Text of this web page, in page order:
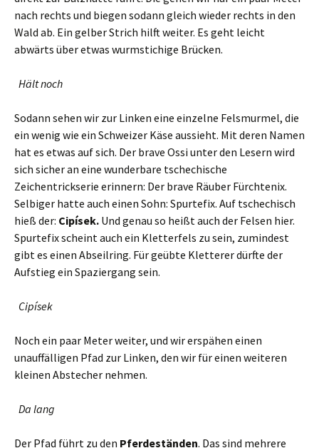
nach rechts und biegen sodann gleich wieder rechts in den
Wald ab. Ein gelber Strich hilft weiter. Es geht leicht
abwärts über etwas wurmstichige Brücken.
Hält noch
Sodann sehen wir zur Linken eine einzelne Felsmurmel, die
ein wenig wie ein Schweizer Käse aussieht. Mit deren Namen
hat es etwas auf sich. Der brave Ossi unter den Lesern wird
sich sicher an eine wunderbare tschechische
Zeichentrickserie erinnern: Der brave Räuber Fürchtenix.
Selbiger hatte auch einen Sohn: Spurtefix. Auf tschechisch
hieß der: Cipísek. Und genau so heißt auch der Felsen hier.
Spurtefix scheint auch ein Kletterfels zu sein, zumindest
gibt es einen Abseilring. Für geübte Kletterer dürfte der
Aufstieg ein Spaziergang sein.
Cipísek
Noch ein paar Meter weiter, und wir erspähen einen
unauffälligen Pfad zur Linken, den wir für einen weiteren
kleinen Abstecher nehmen.
Da lang
Der Pfad führt zu den Pferdeständen. Das sind mehrere